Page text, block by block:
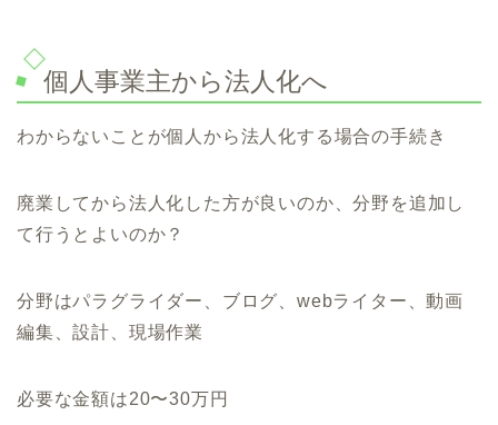
個人事業主から法人化へ
わからないことが個人から法人化する場合の手続き
廃業してから法人化した方が良いのか、分野を追加し
て行うとよいのか？
分野はパラグライダー、ブログ、webライター、動画
編集、設計、現場作業
必要な金額は20〜30万円